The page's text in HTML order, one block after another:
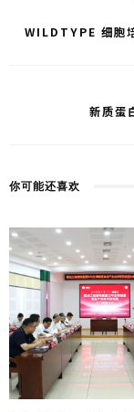
WILDTYPE 细胞
新质蛋
你可能还喜欢